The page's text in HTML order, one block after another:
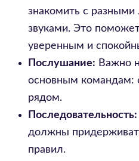
знакомить с
звуками. Это
уверенным и
Послушание: Важно
основным командам:
рядом.
Последовательность:
должны
правил.